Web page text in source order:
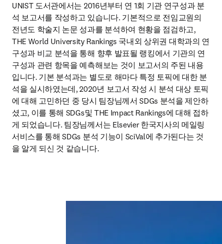
UNIST 도서관에서는 2016년부터 연 1회 기관 연구성과 분
석 보고서를 작성하고 있습니다. 기본적으로 전임교원의
전년도 학술지 논문 성과를 분석하여 현황을 점검하고,
THE World University Rankings 국내외 상위권 대학과의 연
구성과 비교 분석을 통해 향후 발표될 랭킹에서 기관의 연
구성과 관련 항목을 예측해보는 것이 보고서의 주된 내용
입니다. 기본 분석과는 별도로 해마다 특정 토픽에 대한 분
석을 실시하였는데, 2020년 보고서 작성 시 분석 대상 토픽
에 대해 고민하던 중 당시 팀장님께서 SDGs 분석을 제안하
셨고, 이를 통해 SDGs및 THE Impact Rankings에 대해 접하
게 되었습니다. 팀장님께서는 Elsevier 한국지사의 메일링
서비스를 통해 SDGs 분석 기능이 SciVal에 추가된다는 것
을 알게 되신 것 같습니다.